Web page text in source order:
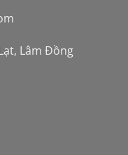
Lâm Đồng